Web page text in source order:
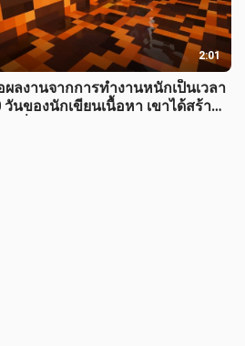
2:01
ลงานจากการทำงานหนักเป็นเวลา
วันของนักเขียนเนื้อหา เขาได้สร้าง
าที่เน้นการเอาตัวรอดใน